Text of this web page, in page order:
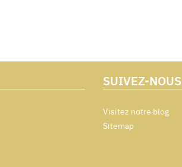
SUIVEZ-NOUS
Visitez notre blog
Sitemap